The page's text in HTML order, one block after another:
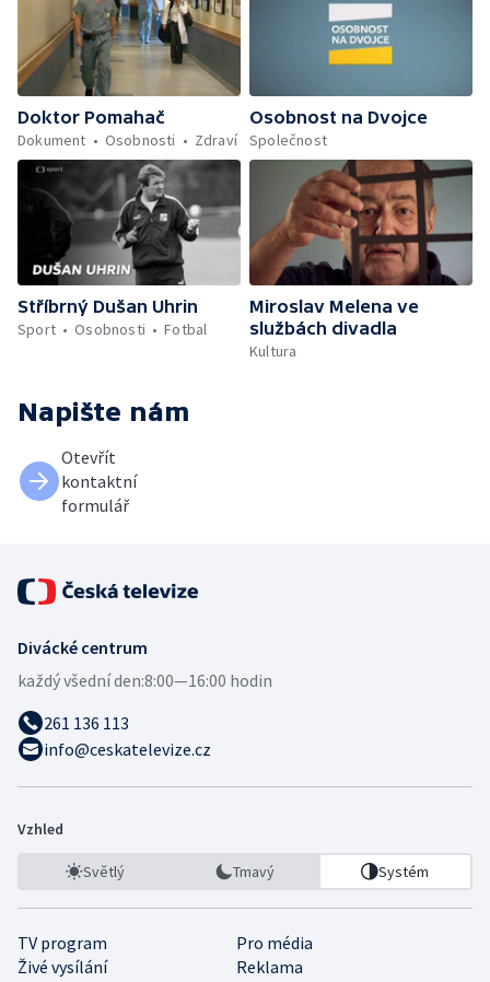
Doktor Pomahač
Dokument
Osobnosti Zdraví
Osobnost na Dvojce
Společnost
Stříbrný Dušan Uhrin
Sport
Osobnosti Fotbal
Miroslav Melena ve
službách divadla
Kultura
Napište nám
Otevřít
kontaktní
formulář
Divácké centrum
každý všední den:8:00—16:00 hodin
261 136 113
info@ceskatelevize.cz
Vzhled
Světlý Tmavý Systém
TV program
Pro média
Živé vysílání
Reklama